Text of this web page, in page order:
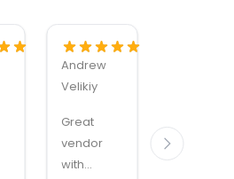
Andrew
Velikiy
Great
vendor
with